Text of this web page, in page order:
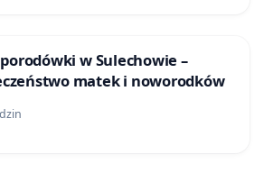
w Sulechowie –
matek i noworodków